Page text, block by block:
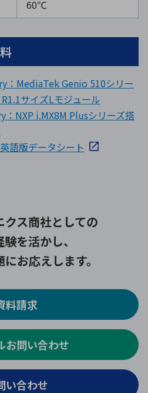
60℃
：MediaTek Genio 510シリー
サイズLモジュール
NXP i.MX8M Plusシリーズ搭
語版データシート
クス商社としての
を活かし、
お応えします。
料請求
お問い合わせ
い合わせ